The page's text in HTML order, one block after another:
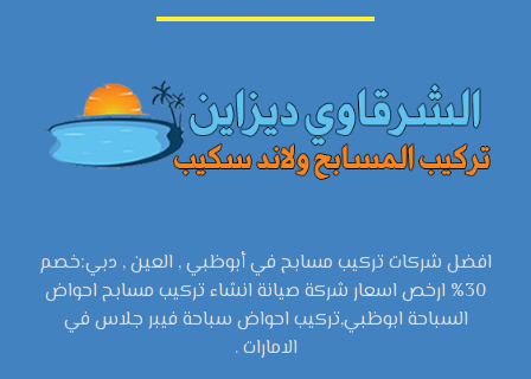
افضل شركات تركيب مسابح في أبوظبي , العين , دبي:خصم
30% ارخص اسعار شركة صيانة انشاء تركيب مسابح احواض
السباحة ابوظبي,تركيب احواض سباحة فيبر جلاس في
الامارات .